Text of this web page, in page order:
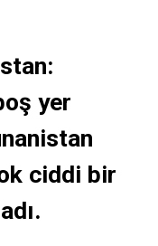
yer
ciddi bir